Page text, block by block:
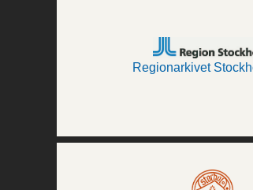
Regionarkivet